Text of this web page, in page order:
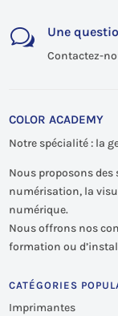
w Une
Contactez-
COLOR ACADEMY
Notre spécialité : la
Nous proposons
numérisation, la
numérique.
Nous offrons nos
formation ou
CATÉGORIES
Imprimantes